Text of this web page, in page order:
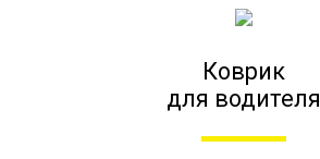
Коврик
для водителя